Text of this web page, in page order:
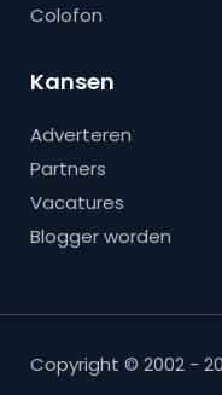
Colofon
Kansen
Adverteren
Partners
Vacatures
Blogger worden
Copyright © 2002 -